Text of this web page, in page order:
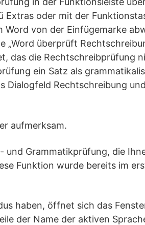
Extras oder mit der
Word von der Einfügemarke
„Word überprüft
das die Rechtschreibprüfung
ein Satz als
Dialogfeld Rechtschreibung und
aufmerksam.
und Grammatikprüfung, die
Funktion wurde bereits im
haben, öffnet sich das
der Name der aktiven